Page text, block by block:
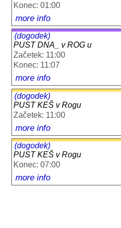
Konec: 01:00
more info
(dogodek)
PUST DNA_ v ROG u
Začetek: 11:00
Konec: 11:07
more info
(dogodek)
PUST KEŠ v Rogu
Začetek: 11:00
more info
(dogodek)
PUST KEŠ v Rogu
Konec: 07:00
more info